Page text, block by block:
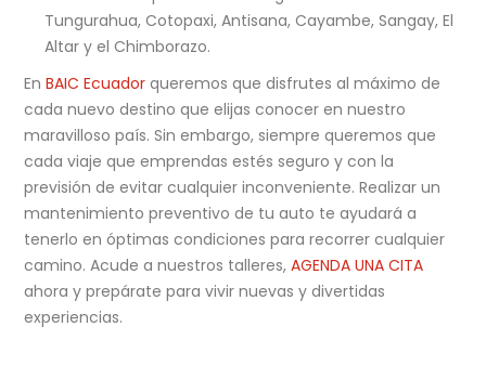
Tungurahua, Cotopaxi, Antisana, Cayambe, Sangay, El
Altar y el Chimborazo.
EnBAIC Ecuador queremos que disfrutes al máximo de
cada nuevo destino que elijas conocer en nuestro
maravilloso país. Sin embargo, siempre queremos que
cada viaje que emprendas estés seguro y con la
previsión de evitar cualquier inconveniente. Realizar un
mantenimiento preventivo de tu auto te ayudará a
tenerlo en óptimas condiciones para recorrer cualquier
camino. Acude a nuestros talleres,AGENDA UNA CITA
ahora y prepárate para vivir nuevas y divertidas
experiencias.